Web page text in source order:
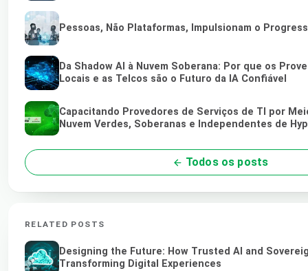
Pessoas, Não Plataformas, Impulsionam o
Da Shadow AI à Nuvem Soberana: Por que os
Locais e as Telcos são o Futuro da IA Confiável
Capacitando Provedores de Serviços de TI por
Nuvem Verdes, Soberanas e Independentes de
Todos os posts
RELATED POSTS
Designing the Future: How Trusted AI and
Transforming Digital Experiences